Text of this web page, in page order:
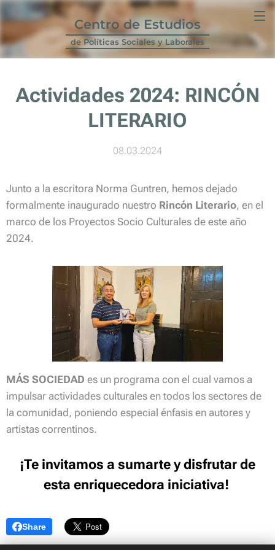
Centro de Estudios
de Políticas Sociales y Laborales
Actividades 2024: RINCÓN
LITERARIO
08.03.2024
Junto a la escritora Norma Guntren, hemos dejado
formalmente inaugurado nuestro Rincón Literario, en el
marco de los Proyectos Socio Culturales de este año
2024.
MÁS SOCIEDAD es un programa con el cual vamos a
impulsar actividades culturales en todos los sectores de
la comunidad, poniendo especial énfasis en autores y
artistas correntinos.
¡Te invitamos a sumarte y disfrutar de
esta enriquecedora iniciativa!
Share